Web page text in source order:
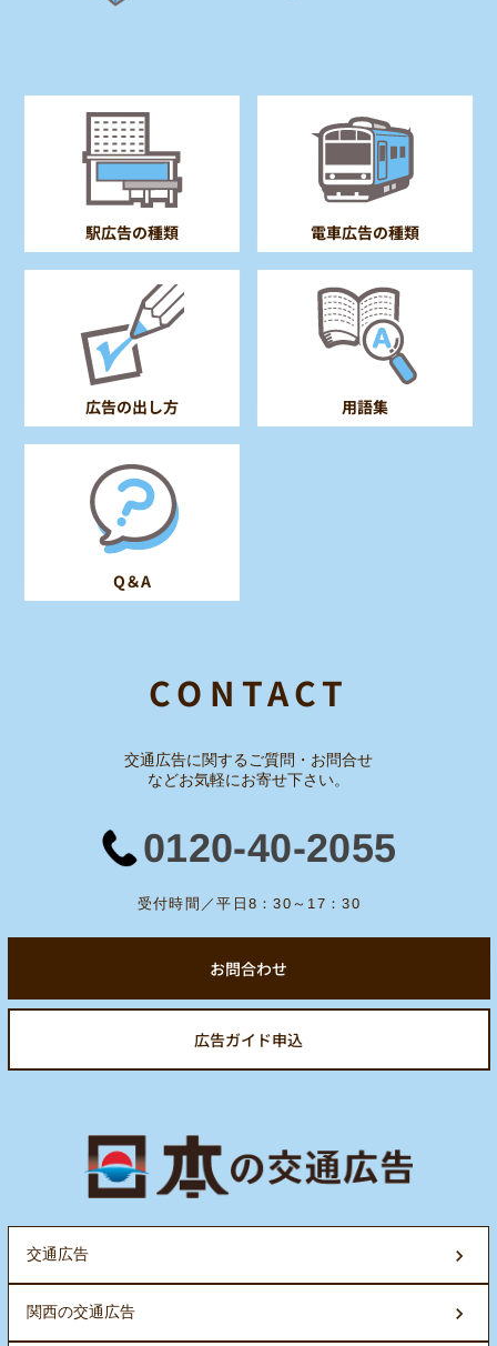
駅広告の種類 電車広告の種類
広告の出し方 用語集
Q＆A
CONTACT
交通広告に関するご質問・お問合せ
などお気軽にお寄せ下さい。
0120-40-2055
受付時間／平日8：30～17：30
お問合わせ
広告ガイド申込
交通広告
関西の交通広告